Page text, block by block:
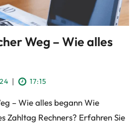
Weg – Wie alles
| 17:15
– Wie alles begann Wie
Zahltag Rechners? Erfahren Sie